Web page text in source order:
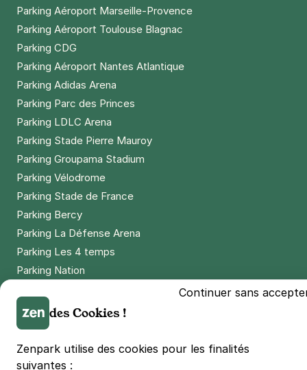
Parking Aéroport Marseille-Provence
Parking Aéroport Toulouse Blagnac
Parking CDG
Parking Aéroport Nantes Atlantique
Parking Adidas Arena
Parking Parc des Princes
Parking LDLC Arena
Parking Stade Pierre Mauroy
Parking Groupama Stadium
Parking Vélodrome
Parking Stade de France
Parking Bercy
Parking La Défense Arena
Parking Les 4 temps
Parking Nation
Parking Lille Grand Palais
Parking Euralille
Parking Casino Barrière Lille
Continuer sans
des Cookies !
Zenpark utilise des cookies pour les finalités
suivantes :